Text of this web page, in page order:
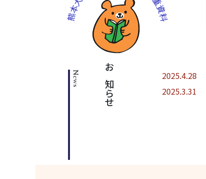
お知らせ 2025.4.28
2025.3.31